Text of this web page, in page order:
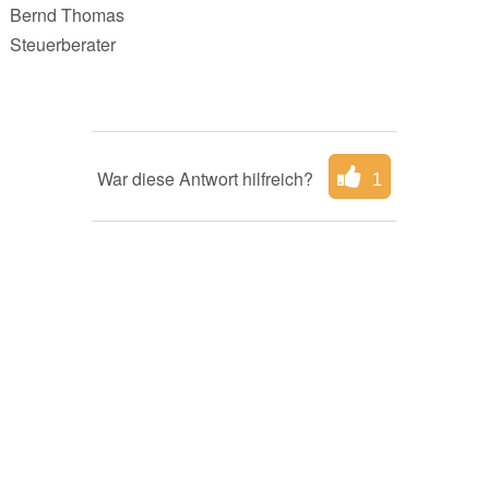
Bernd Thomas
Steuerberater
War diese Antwort hilfreich? 1